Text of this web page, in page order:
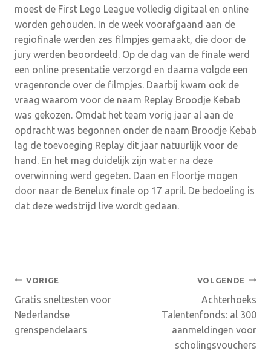
moest de First Lego League volledig digitaal en online
worden gehouden. In de week voorafgaand aan de
regiofinale werden zes filmpjes gemaakt, die door de
jury werden beoordeeld. Op de dag van de finale werd
een online presentatie verzorgd en daarna volgde een
vragenronde over de filmpjes. Daarbij kwam ook de
vraag waarom voor de naam Replay Broodje Kebab
was gekozen. Omdat het team vorig jaar al aan de
opdracht was begonnen onder de naam Broodje Kebab
lag de toevoeging Replay dit jaar natuurlijk voor de
hand. En het mag duidelijk zijn wat er na deze
overwinning werd gegeten. Daan en Floortje mogen
door naar de Benelux finale op 17 april. De bedoeling is
dat deze wedstrijd live wordt gedaan.
Bericht
navigatie
VORIGE
Gratis sneltesten voor
Nederlandse
grenspendelaars
VOLGENDE
Achterhoeks
Talentenfonds: al 300
aanmeldingen voor
scholingsvouchers